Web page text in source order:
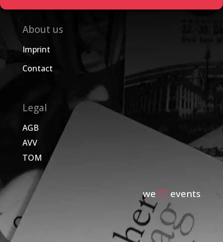
About us
Imprint
Contact
Legal
AGB
AVV
TOM
we events